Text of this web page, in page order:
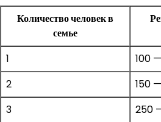
Количество человек в
семье
1
100
2
150
3
250